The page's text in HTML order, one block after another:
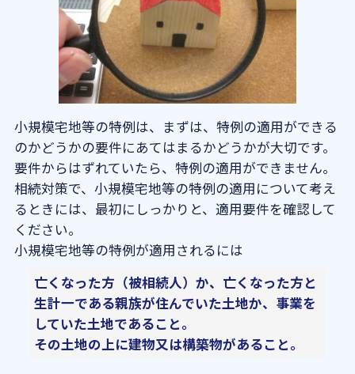
小規模宅地等の特例は、まずは、特例の適用ができる
のかどうかの要件にあてはまるかどうかが大切です。
要件からはずれていたら、特例の適用ができません。
相続対策で、小規模宅地等の特例の適用について考え
るときには、最初にしっかりと、適用要件を確認して
ください。
小規模宅地等の特例が適用されるには
亡くなった方（被相続人）か、亡くなった方と
生計一である親族が住んでいた土地か、事業を
していた土地であること。
その土地の上に建物又は構築物があること。